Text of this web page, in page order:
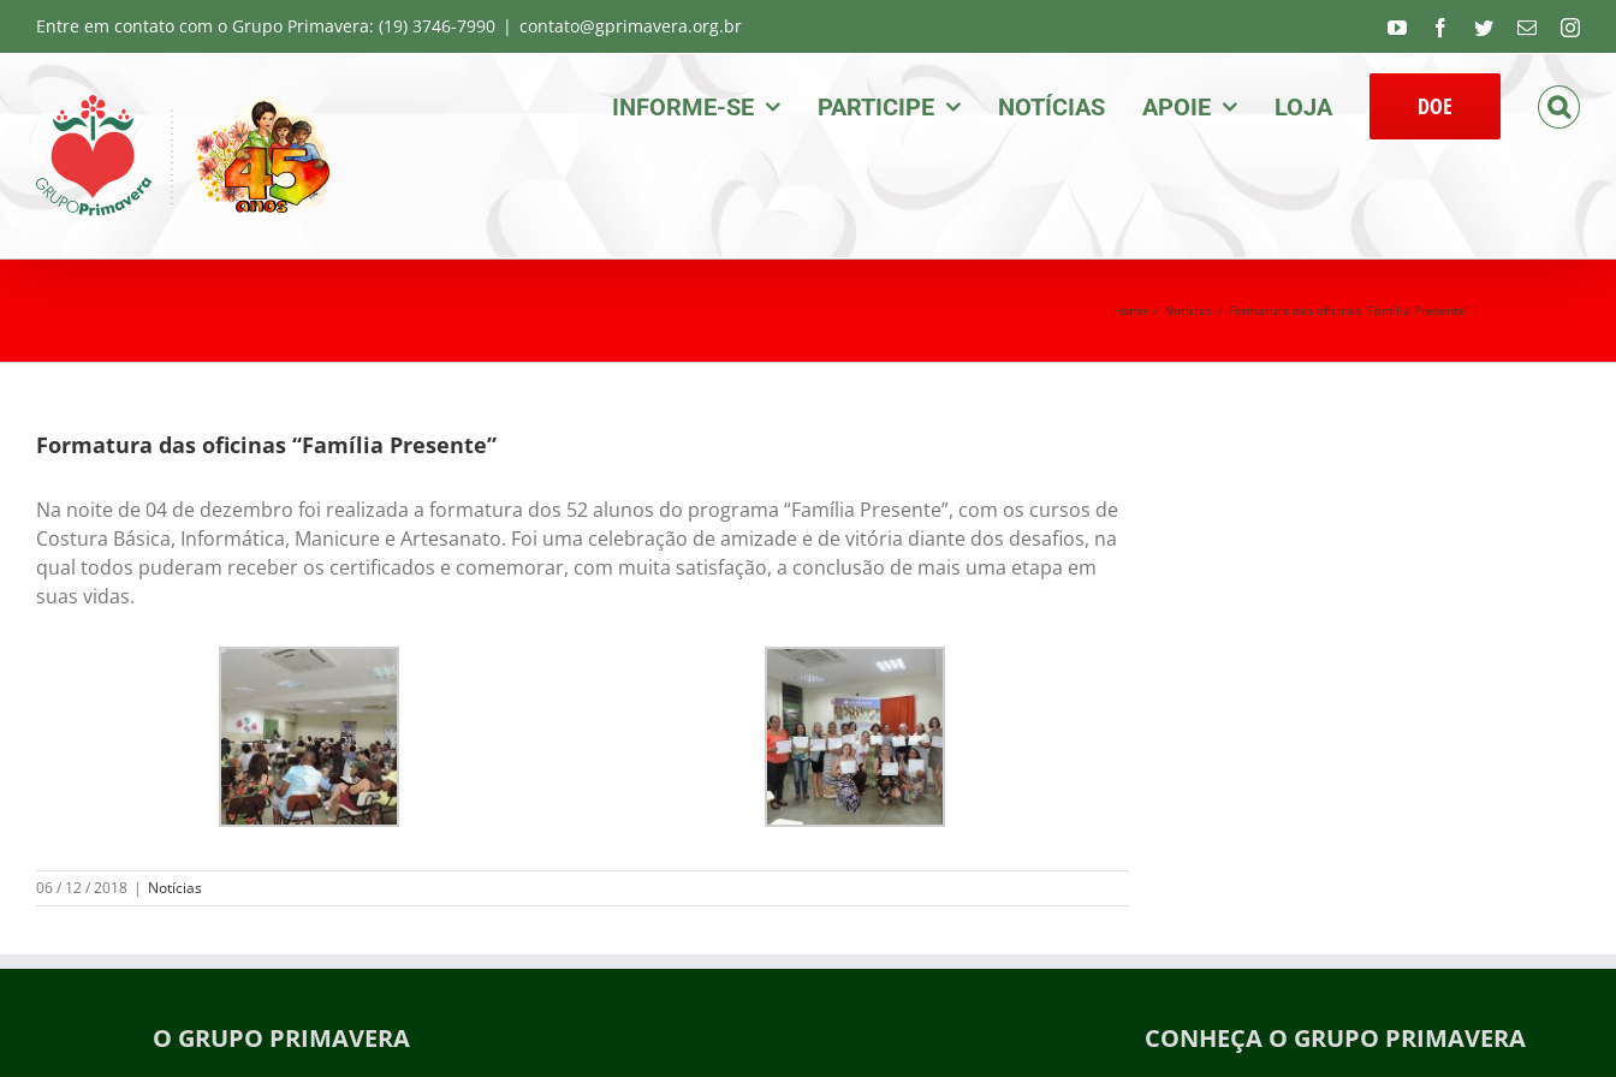
Entre em contato com o Grupo Primavera: (19) 3746-7990 | contato@gprimavera.org.br YoutubeFacebook
TwitterEmail
INFORME-SE PARTICIPE NOTÍCIAS APOIE LOJA DOE
Home / Notícias / Formatura das oficinas “Família Presente”
Formatura das oficinas “Família Presente”
Na noite de 04 de dezembro foi realizada a formatura dos 52 alunos do programa “Família Presente”, com os cursos de
Costura Básica, Informática, Manicure e Artesanato. Foi uma celebração de amizade e de vitória diante dos desafios, na
qual todos puderam receber os certificados e comemorar, com muita satisfação, a conclusão de mais uma etapa em
suas vidas.
06 / 12 / 2018 | Notícias
O GRUPO PRIMAVERA CONHEÇA O GRUPO PRIMAVERA